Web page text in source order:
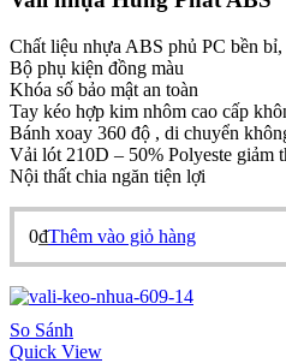
Chất liệu nhựa ABS phủ PC bền
Bộ phụ kiện đồng màu
Khóa số bảo mật an toàn
Tay kéo hợp kim nhôm cao cấp
Bánh xoay 360 độ , di chuyển
Vải lót 210D – 50% Polyeste giảm
Nội thất chia ngăn tiện lợi
0₫Thêm vào giỏ hàng
So Sánh
Quick View